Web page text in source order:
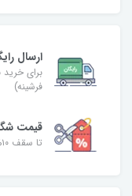
ارسال
فرشینه)
قیمت
تا سقف ۱۰% تخفیف